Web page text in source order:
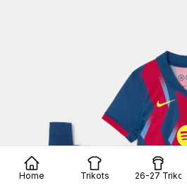
Home Trikots 26-27 Trikots